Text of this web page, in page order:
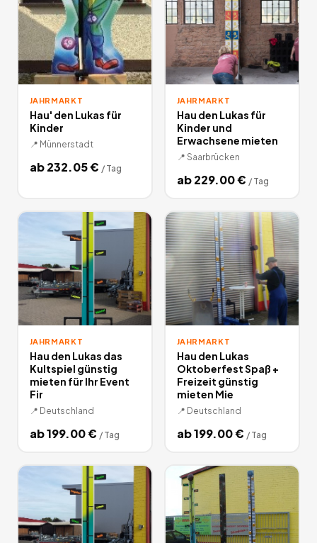
JAHRMARKT
Hau' den Lukas für
Kinder
📍 Münnerstadt
ab232.05€ / Tag
JAHRMARKT
Hau den Lukas für
Kinder und
Erwachsene mieten
📍 Saarbrücken
ab229.00€ / Tag
JAHRMARKT
Hau den Lukas das
Kultspiel günstig
mieten für Ihr Event
Fir
📍 Deutschland
ab199.00€ / Tag
JAHRMARKT
Hau den Lukas
Oktoberfest Spaß +
Freizeit günstig
mieten Mie
📍 Deutschland
ab199.00€ / Tag